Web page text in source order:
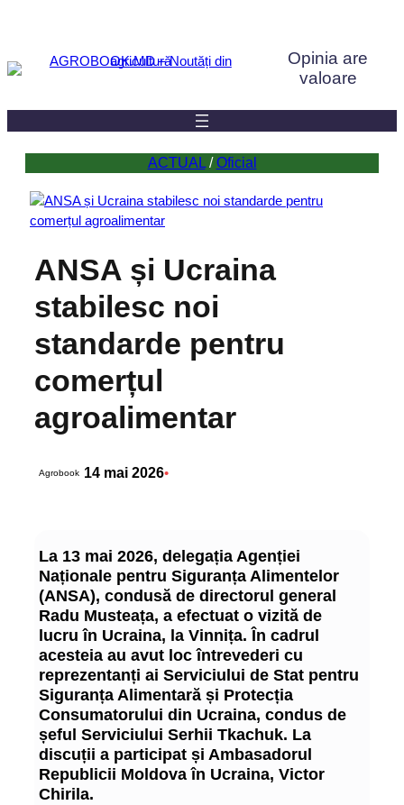
conținut
Opinia are
valoare
ACTUAL / Oficial
ANSA și Ucraina
stabilesc noi
standarde pentru
comerțul
agroalimentar
Agrobook 14 mai 2026•
La 13 mai 2026, delegația Agenției
Naționale pentru Siguranța Alimentelor
(ANSA), condusă de directorul general
Radu Musteața, a efectuat o vizită de
lucru în Ucraina, la Vinnița. În cadrul
acesteia au avut loc întrevederi cu
reprezentanți ai Serviciului de Stat pentru
Siguranța Alimentară și Protecția
Consumatorului din Ucraina, condus de
șeful Serviciului Serhii Tkachuk. La
discuții a participat și Ambasadorul
Republicii Moldova în Ucraina, Victor
Chirila.